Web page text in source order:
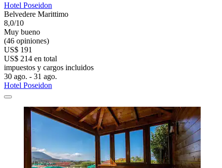
Hotel Poseidon
Belvedere Marittimo
8,0/10
Muy bueno
(46 opiniones)
US$ 191
US$ 214 en total
impuestos y cargos incluidos
30 ago. - 31 ago.
Hotel Poseidon